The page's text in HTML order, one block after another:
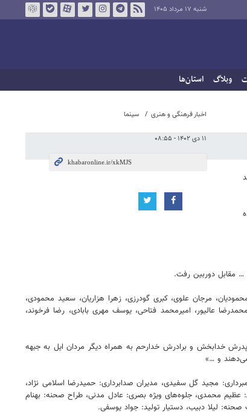
شنبه ۱۷ مرداد ۱۴۰۵
وبلاگ استان‌ها
اخبار فرهنگی و هنری سینما
۱۱ دی ۱۴۰۲ - ۰۸:۵۵
… مقابل دوربین رفت.
مرجان علوی، کبری گودرزی، زهرا هزاریان، سعید محمودی،
عالیور، امیرمحمد فتاحی، یوسف مهری بابادی، رضا فرخوند،
بچه‌ای ۱۲ ساله، اصالتاً بختیاری و از عشایر لردگان است که پدرش خدابخش و برادرش خدارحم به همراه دیگر مردان ایل به جبهه
و …»
مجید گل سفیدی، مدیران صدابرداری: حمیدرضا اسلامی نژاد،
عظیم محمدی، جلوه‌های ویژه بصری: عادل مدنی، طراح صحنه: بهنام
لیلا دبیب، دستیار تولید: جواد یوسفی.